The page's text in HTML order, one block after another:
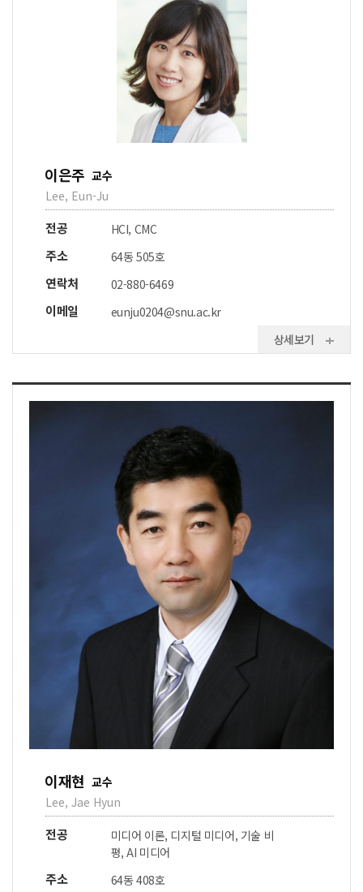
이은주 교수
Lee, Eun-Ju
전공 HCI, CMC
주소 64동 505호
연락처 02-880-6469
이메일
eunju0204@snu.ac.kr
상세보기
이재현 교수
Lee, Jae Hyun
전공
미디어 이론, 디지털 미디어, 기술 비
평, AI 미디어
주소 64동 408호